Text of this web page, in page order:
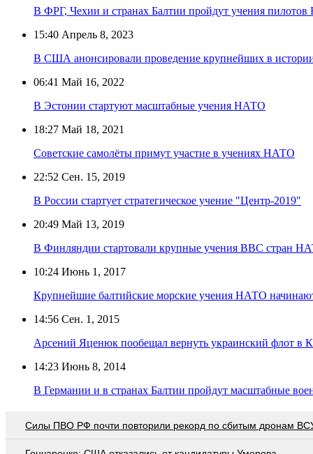
В ФРГ, Чехии и странах Балтии пройдут учения
15:40 Апрель 8, 2023
В США анонсировали проведение крупнейших в
06:41 Май 16, 2022
В Эстонии стартуют масштабные учения НАТО
18:27 Май 18, 2021
Советские самолёты примут участие в учениях НАТО
22:52 Сен. 15, 2019
В России стартует стратегическое учение "Центр-2019"
20:49 Май 13, 2019
В Финляндии стартовали крупные учения ВВС стран
10:24 Июнь 1, 2017
Крупнейшие балтийские морские учения НАТО
14:56 Сен. 1, 2015
Арсений Яценюк пообещал вернуть украинский флот в
14:23 Июнь 8, 2014
В Германии и в странах Балтии пройдут масштабные
Cилы ПВО РФ почти повторили рекорд по сбитым дронам